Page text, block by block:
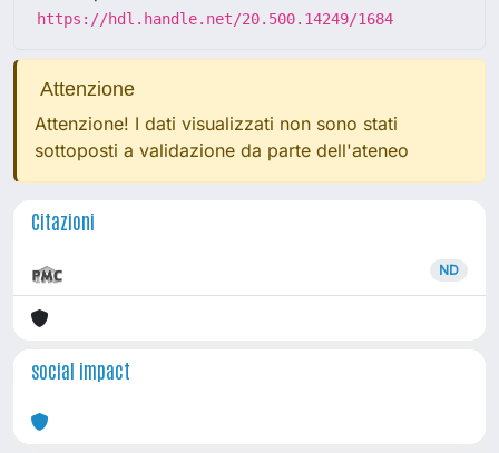
https://hdl.handle.net/20.500.14249/1684
Attenzione
Attenzione! I dati visualizzati non sono stati
sottoposti a validazione da parte dell'ateneo
Citazioni
ND
social impact